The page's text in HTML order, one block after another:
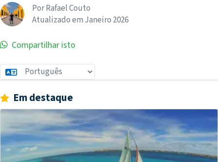
Por Rafael Couto
Atualizado em Janeiro 2026
Compartilhar isto
Em destaque